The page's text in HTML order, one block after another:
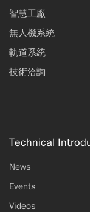
智慧工廠
無人機系統
軌道系統
技術洽詢
Technical
News
Events
Videos